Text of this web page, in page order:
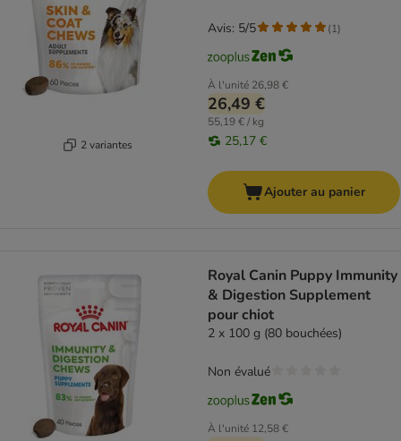
2 variantes
À l'unité 26,98 €
26,49 €
55,19 € / kg
25,17 €
Avis: 5/5 (1)
Ajouter au panier
Royal Canin Puppy Immunity
& Digestion Supplement
pour chiot
2 x 100 g (80 bouchées)
À l'unité 12,58 €
Non évalué